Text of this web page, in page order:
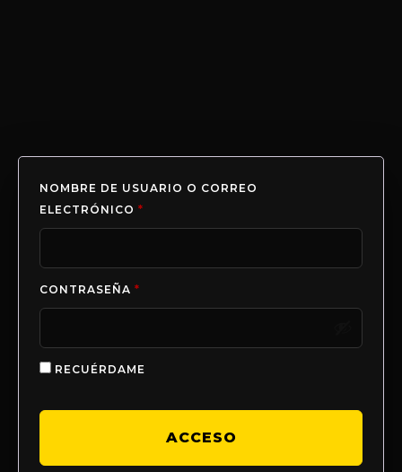
NOMBRE DE USUARIO O CORREO
ELECTRÓNICO *
CONTRASEÑA *
RECUÉRDAME
ACCESO